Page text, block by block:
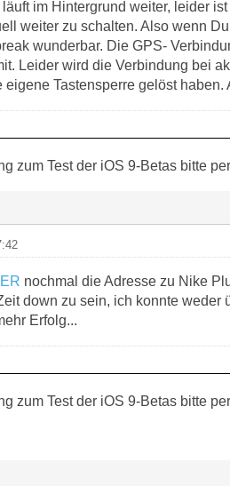
im Hintergrund weiter, leider
weiter zu schalten. Also wenn
wunderbar. Die GPS-
Leider wird die Verbindung bei
eigene Tastensperre gelöst
zum Test der iOS 9-Betas bitte
nochmal die Adresse zu Nike
down zu sein, ich konnte
Erfolg...
zum Test der iOS 9-Betas bitte